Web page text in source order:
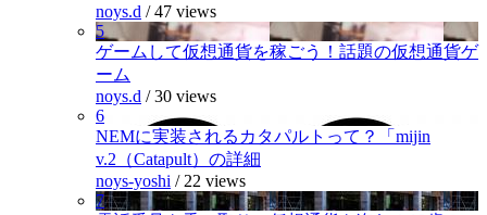
noys.d /47 views
5
ゲームして仮想通貨を稼ごう！話題の仮想通貨ゲ
ーム
noys.d /30 views
6
NEMに実装されるカタパルトって？「mijin
v.2（Catapult）の詳細
noys-yoshi / 22 views
7